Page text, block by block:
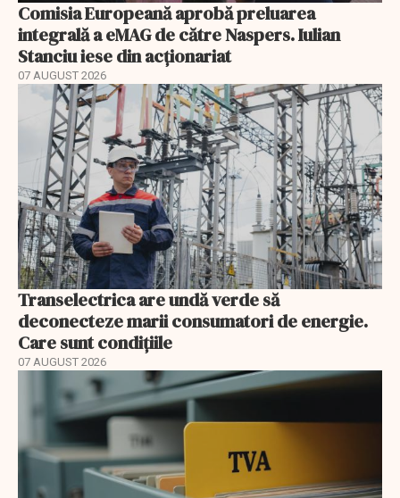
Comisia Europeană aprobă preluarea
integrală a eMAG de către Naspers. Iulian
Stanciu iese din acționariat
07 AUGUST 2026
Transelectrica are undă verde să
deconecteze marii consumatori de energie.
Care sunt condițiile
07 AUGUST 2026